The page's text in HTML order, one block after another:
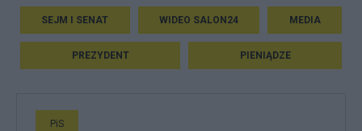
SEJM I SENAT WIDEO SALON24 MEDIA
PREZYDENT PIENIĄDZE
PiS